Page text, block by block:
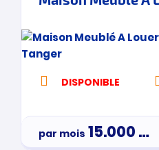
DISPONIBLE
par mois 15.000Dh